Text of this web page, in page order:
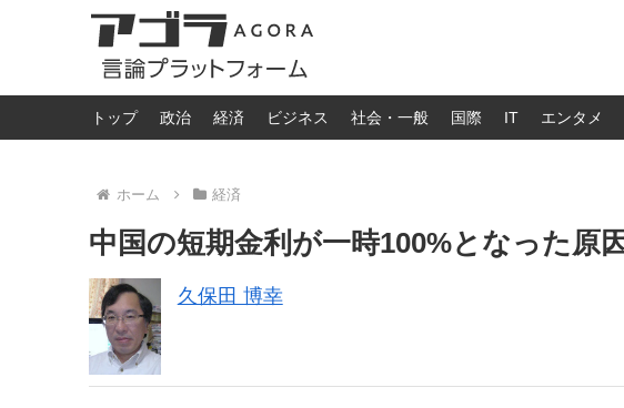
トップ 政治 経済 ビジネス 社会・一般 国際 IT エンタメ
ホーム 経済
中国の短期金利が一時100%となった原因
久保田 博幸